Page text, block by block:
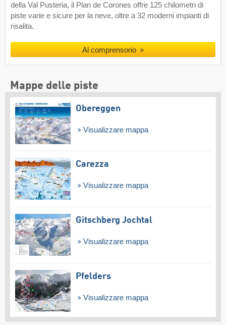
della Val Pusteria, il Plan de Corones offre 125 chilometri di
piste varie e sicure per la neve, oltre a 32 moderni impianti di
risalita.
Al comprensorio
Mappe delle piste
Obereggen
Visualizzare mappa
Carezza
Visualizzare mappa
Gitschberg Jochtal
Visualizzare mappa
Pfelders
Visualizzare mappa